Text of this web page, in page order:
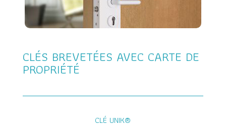
CLÉS BREVETÉES AVEC CARTE DE
PROPRIÉTÉ
CLÉ UNIK®